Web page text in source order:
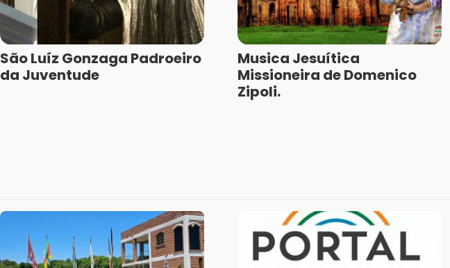
São Luíz Gonzaga Padroeiro
da Juventude
Musica Jesuítica
Missioneira de Domenico
Zipoli.